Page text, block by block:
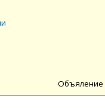
Объяление